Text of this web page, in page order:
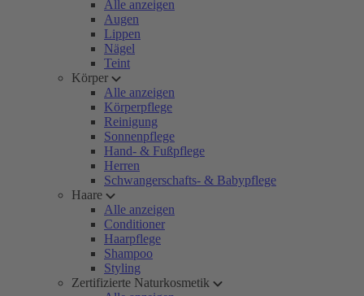
Alle anzeigen
Augen
Lippen
Nägel
Teint
Körper
Alle anzeigen
Körperpflege
Reinigung
Sonnenpflege
Hand- & Fußpflege
Herren
Schwangerschafts- & Babypflege
Haare
Alle anzeigen
Conditioner
Haarpflege
Shampoo
Styling
Zertifizierte Naturkosmetik